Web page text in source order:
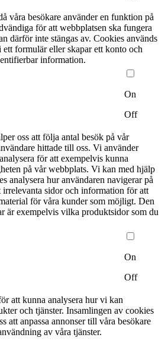
våra besökare använder en funktion på
för att webbplatsen ska fungera
därför inte stängas av. Cookies används
formulär eller skapar ett konto och
information.
On
Off
oss att följa antal besök på vår
hittade till oss. Vi använder
för att exempelvis kunna
på vår webbplats. Vi kan med hjälp
analysera hur användaren navigerar på
irrelevanta sidor och information för att
för våra kunder som möjligt. Den
är exempelvis vilka produktsidor som du
On
Off
att kunna analysera hur vi kan
och tjänster. Insamlingen av cookies
att anpassa annonser till våra besökare
av våra tjänster.